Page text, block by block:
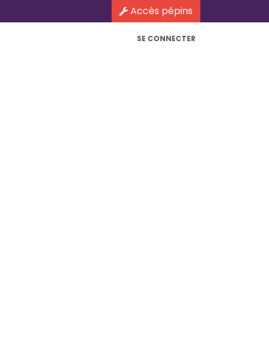
Accès pépins
SE CONNECTER